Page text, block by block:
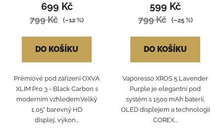
699 Kč
799 Kč (–12 %)
DO KOŠÍKU
Prémiové pod zařízení OXVA
XLIM Pro 3 - Black Carbon s
moderním vzhledem.Velký
1,05” barevný HD
displej, výkon...
599 Kč
799 Kč (–25 %)
DO KOŠÍKU
Vaporesso XROS 5 Lavender
Purple je elegantní pod
systém s 1500 mAh baterií,
OLED displejem a technologií
COREX...